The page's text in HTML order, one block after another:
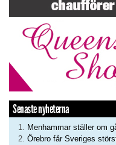
Senaste nyheterna
Menhammar ställer om
Örebro får Sveriges